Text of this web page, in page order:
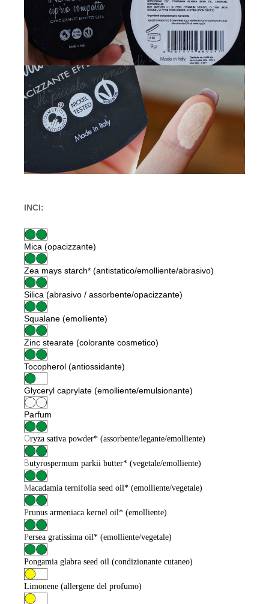
INCI:
Mica (opacizzante)
Zea mays starch* (antistatico/emolliente/abrasivo)
Silica (abrasivo / assorbente/opacizzante)
Squalane (emolliente)
Zinc stearate (colorante cosmetico)
Tocopherol (antiossidante)
Glyceryl caprylate (emolliente/emulsionante)
Parfum
Oryza sativa powder* (assorbente/legante/emolliente)
Butyrospermum parkii butter* (vegetale/emolliente)
Macadamia ternifolia seed oil* (emolliente/vegetale)
Prunus armeniaca kernel oil* (emolliente)
Persea gratissima oil* (emolliente/vegetale)
Pongamia glabra seed oil (condizionante cutaneo)
Limonene (allergene del profumo)